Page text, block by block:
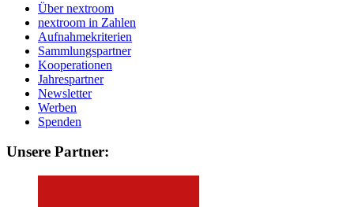
Über nextroom
nextroom in Zahlen
Aufnahmekriterien
Sammlungspartner
Kooperationen
Jahrespartner
Newsletter
Werben
Spenden
Unsere Partner: